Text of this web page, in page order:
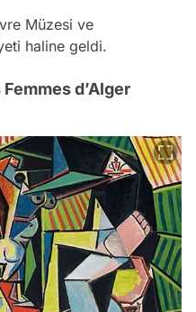
Müzesi ve
haline geldi.
d’Alger